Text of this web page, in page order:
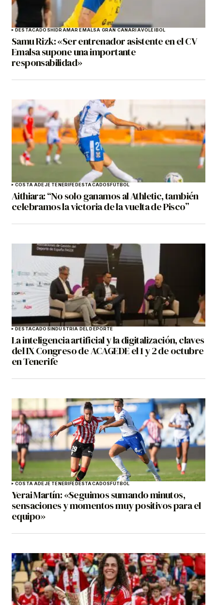
DESTACADOSHIDRAMAR EMALSA GRAN CANARIAVOLEIBOL
Samu Rizk: «Ser entrenador asistente en el CV
Emalsa supone una importante
responsabilidad»
COSTA ADEJE TENERIFEDESTACADOSFÚTBOL
Aithiara: “No solo ganamos al Athletic, también
celebramos la victoria de la vuelta de Pisco”
DESTACADOSINDUSTRIA DEL DEPORTE
La inteligencia artificial y la digitalización, claves
del IX Congreso de ACAGEDE el 1 y 2 de octubre
en Tenerife
COSTA ADEJE TENERIFEDESTACADOSFÚTBOL
Yerai Martín: «Seguimos sumando minutos,
sensaciones y momentos muy positivos para el
equipo»